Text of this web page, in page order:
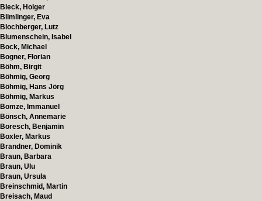
Bleck, Holger
Blimlinger, Eva
Blochberger, Lutz
Blumenschein, Isabel
Bock, Michael
Bogner, Florian
Böhm, Birgit
Böhmig, Georg
Böhmig, Hans Jörg
Böhmig, Markus
Bomze, Immanuel
Bönsch, Annemarie
Boresch, Benjamin
Boxler, Markus
Brandner, Dominik
Braun, Barbara
Braun, Ulu
Braun, Ursula
Breinschmid, Martin
Breisach, Maud